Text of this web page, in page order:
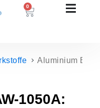
0
Aluminium EN
1050A: